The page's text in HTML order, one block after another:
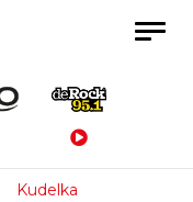
Kudelka